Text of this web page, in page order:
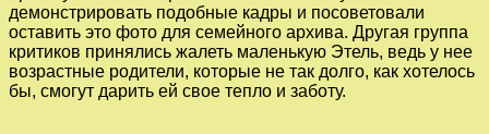
демонстрировать подобные кадры и посоветовали
оставить это фото для семейного архива. Другая группа
критиков принялись жалеть маленькую Этель, ведь у нее
возрастные родители, которые не так долго, как хотелось
бы, смогут дарить ей свое тепло и заботу.